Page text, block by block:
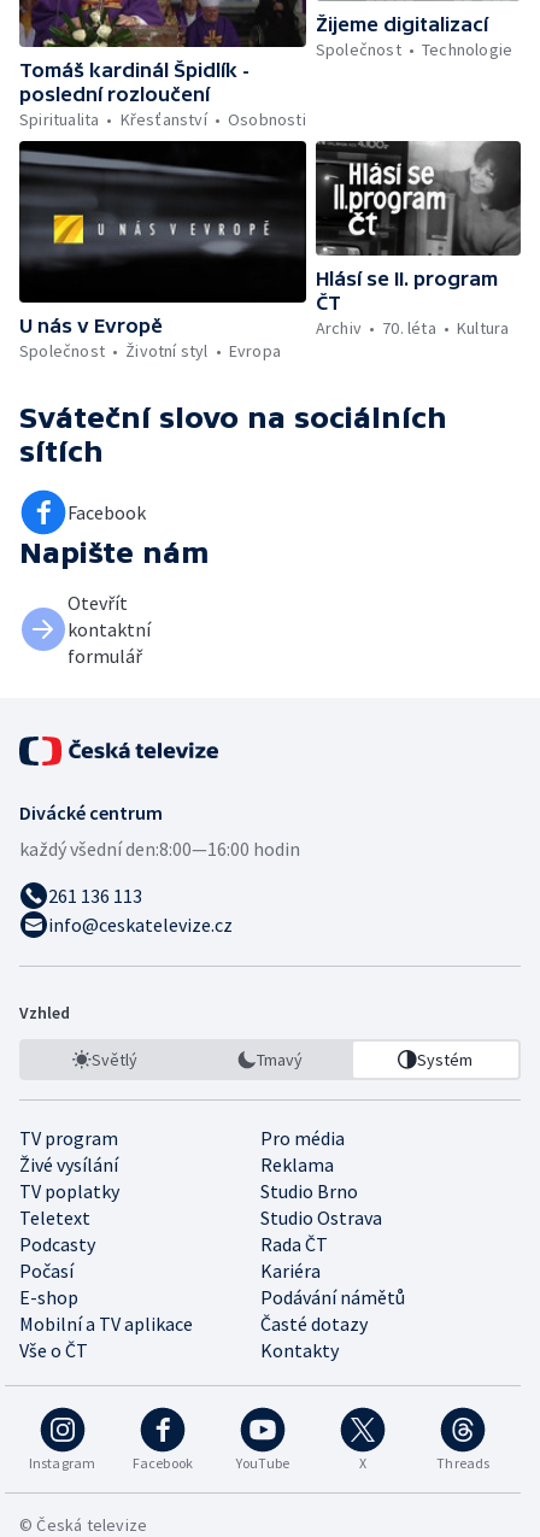
Tomáš kardinál Špidlík -
poslední rozloučení
Spiritualita
Křesťanství Osobnosti
Žijeme digitalizací
Společnost
Technologie
U nás v Evropě
Společnost
Životní styl Evropa
Hlásí se II. program
ČT
Archiv
70. léta Kultura
Sváteční slovo na sociálních
sítích
Facebook
Napište nám
Otevřít
kontaktní
formulář
Divácké centrum
každý všední den:8:00—16:00 hodin
261 136 113
info@ceskatelevize.cz
Vzhled
Světlý Tmavý Systém
TV program
Pro média
Živé vysílání
Reklama
TV poplatky
Studio Brno
Teletext
Studio Ostrava
Podcasty
Rada ČT
Počasí
Kariéra
E-shop
Podávání námětů
Mobilní a TV aplikace
Časté dotazy
Vše o ČT
Kontakty
Instagram Facebook YouTube X Threads
© Česká televize